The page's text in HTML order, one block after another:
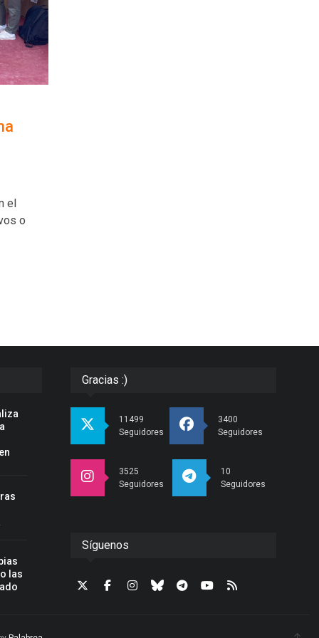
el
o
las
Gracias :)
11499
Seguidores
3400
Seguidores
3525
Seguidores
10
Seguidores
Síguenos